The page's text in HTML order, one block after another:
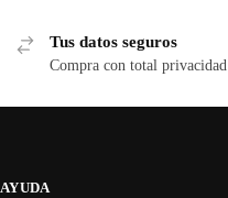
Tus datos seguros
Compra con total privacidad
AYUDA